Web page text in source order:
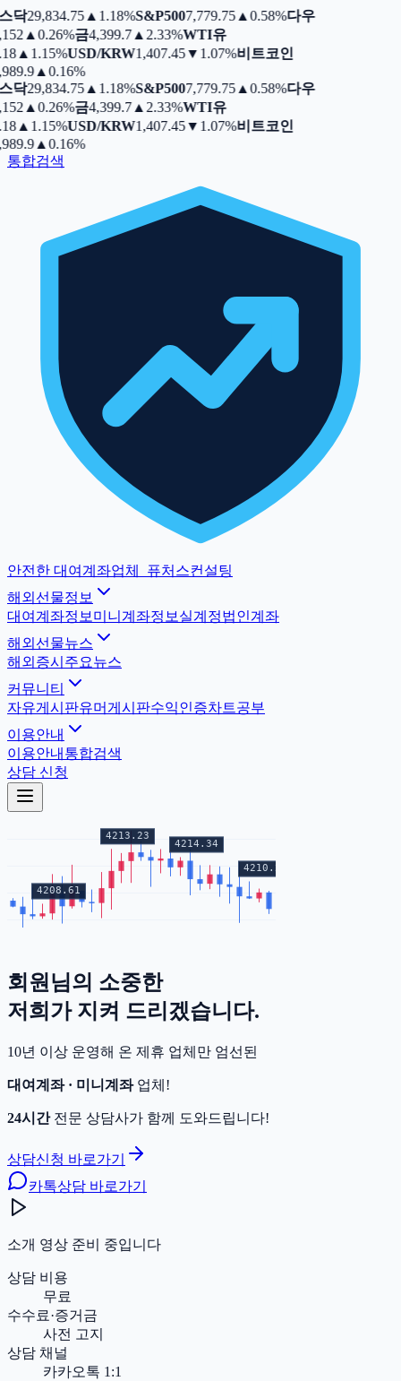
닥29,834.75▲ 1.18%S&P5007,779.75▲0.58%다우
▲0.26%금4,399.7▲ 2.33%WTI유
▲ 1.15%USD/KRW1,407.45▼1.07%비트코인
▲0.16%
닥29,834.75▲ 1.18%S&P5007,779.75▲0.58%다우
▲0.26%금4,399.7▲ 2.33%WTI유
▲ 1.15%USD/KRW1,407.45▼1.07%비트코인
▲0.16%
통합검색
안전한 대여계좌업체
퓨처스컨설팅
해외선물정보
대여계좌정보 미니계좌정보 실계정법인계좌
해외선물뉴스
해외증시 주요뉴스
커뮤니티
자유게시판유머게시판수익인증차트공부
이용안내
이용안내 통합검색
상담 신청
회원님의 소중한
저희가 지켜 드리겠습니다.
10년 이상 운영해 온 제휴 업체만 엄선된
대여계좌 · 미니계좌업체!
24시간전문 상담사가 함께 도와드립니다!
상담신청 바로가기
카톡상담 바로가기
소개 영상 준비 중입니다
상담 비용
무료
수수료·증거금
사전 고지
상담 채널
카카오톡 1:1